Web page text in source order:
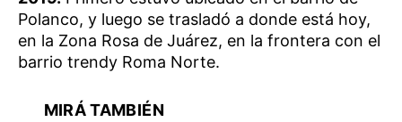
Polanco, y luego se trasladó a donde está hoy,
en la Zona Rosa de Juárez, en la frontera con el
barrio trendy Roma Norte.